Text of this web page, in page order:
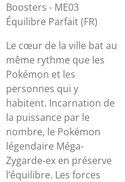
Boosters - ME03
Équilibre Parfait (FR)
Le cœur de la ville bat au
même rythme que les
Pokémon et les
personnes qui y
habitent. Incarnation de
la puissance par le
nombre, le Pokémon
légendaire Méga-
Zygarde-ex en préserve
l’équilibre. Les forces